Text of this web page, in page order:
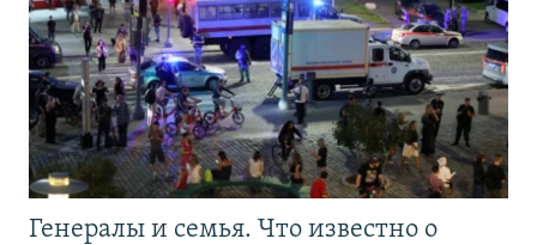
Генералы и семья. Что известно о